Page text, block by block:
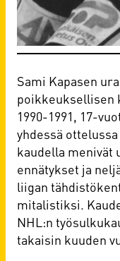
Sami Kapasen
poikkeuksellisen
1990-1991, 17-
yhdessä
kaudella menivät
ennätykset ja
liigan
mitalistiksi.
NHL:n
takaisin kuuden